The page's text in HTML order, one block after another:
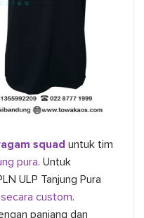
squad untuk tim
pura. Untuk
ULP Tanjung Pura
custom.
panjang dan